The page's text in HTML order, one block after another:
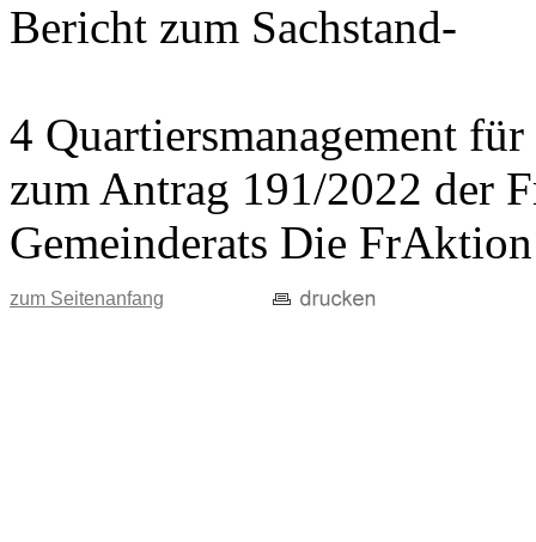
Bericht zum Sachstand-
4 Quartiersmanagement
zum Antrag 191/2022 der
Gemeinderats Die FrAktion
zum Seitenanfang